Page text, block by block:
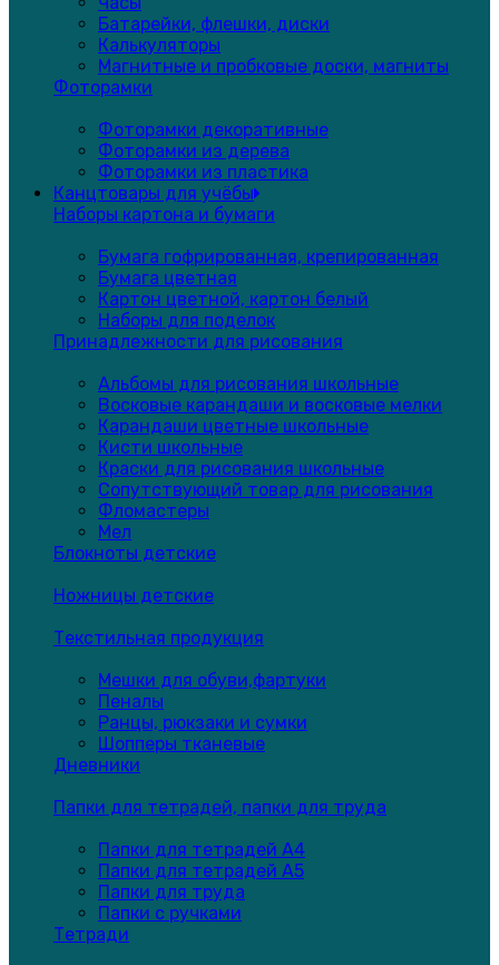
Батарейки, флешки, диски
Калькуляторы
Магнитные и пробковые доски, магниты
Фоторамки
Фоторамки декоративные
Фоторамки из дерева
Фоторамки из пластика
Канцтовары для учёбы
Наборы картона и бумаги
Бумага гофрированная, крепированная
Бумага цветная
Картон цветной, картон белый
Наборы для поделок
Принадлежности для рисования
Альбомы для рисования школьные
Восковые карандаши и восковые мелки
Карандаши цветные школьные
Кисти школьные
Краски для рисования школьные
Сопутствующий товар для рисования
Фломастеры
Мел
Блокноты детские
Ножницы детские
Текстильная продукция
Мешки для обуви,фартуки
Пеналы
Ранцы, рюкзаки и сумки
Шопперы тканевые
Дневники
Папки для тетрадей, папки для труда
Папки для тетрадей А4
Папки для тетрадей А5
Папки для труда
Папки с ручками
Тетради